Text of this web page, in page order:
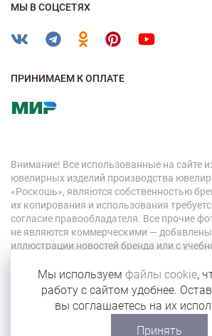
МЫ В СОЦСЕТЯХ
ПРИНИМАЕМ К ОПЛАТЕ
Внимание! Все использованные на сайте
ювелирных изделий производства
«Роскошь», являются собственностью
их копирования и использования
согласие правообладателя. Все прочие
не являются коммерческими — добавлены
иллюстрации новостей бренда или с
© 2026 «Роскошь»
Мы используем файлы cookie,
работу с сайтом удобнее.
вы соглашаетесь на их
Принять